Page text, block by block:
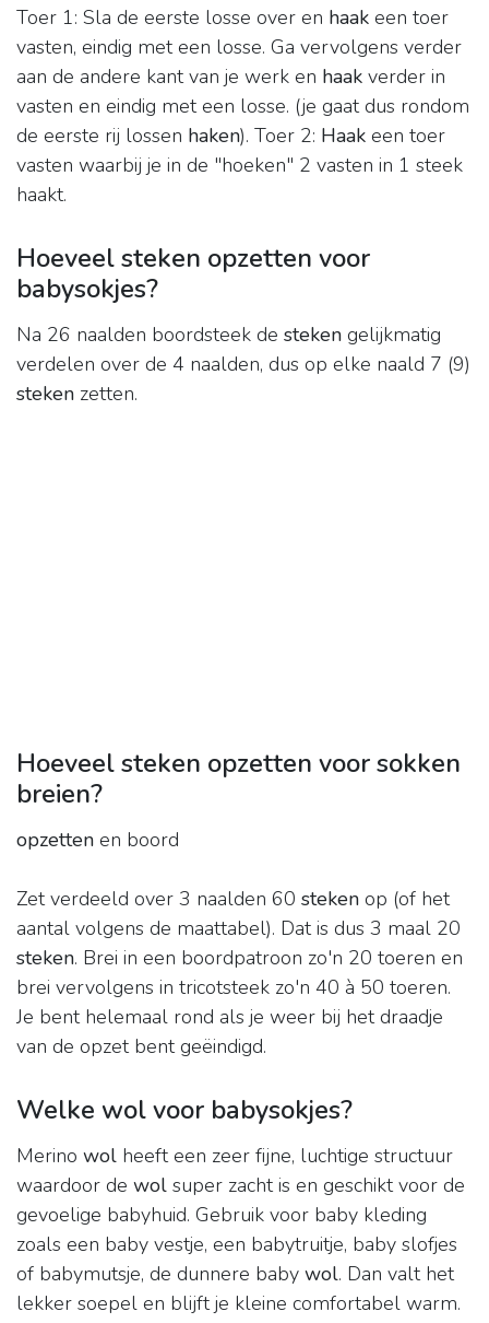
Toer 1: Sla de eerste losse over en haak een toer
vasten, eindig met een losse. Ga vervolgens verder
aan de andere kant van je werk en haak verder in
vasten en eindig met een losse. (je gaat dus rondom
de eerste rij lossen haken). Toer 2: Haak een toer
vasten waarbij je in de "hoeken" 2 vasten in 1 steek
haakt.
Hoeveel steken opzetten voor
babysokjes?
Na 26 naalden boordsteek de steken gelijkmatig
verdelen over de 4 naalden, dus op elke naald 7 (9)
steken zetten.
Hoeveel steken opzetten voor sokken
breien?
opzetten en boord
Zet verdeeld over 3 naalden 60 steken op (of het
aantal volgens de maattabel). Dat is dus 3 maal 20
steken. Brei in een boordpatroon zo'n 20 toeren en
brei vervolgens in tricotsteek zo'n 40 à 50 toeren.
Je bent helemaal rond als je weer bij het draadje
van de opzet bent geëindigd.
Welke wol voor babysokjes?
Merino wol heeft een zeer fijne, luchtige structuur
waardoor de wol super zacht is en geschikt voor de
gevoelige babyhuid. Gebruik voor baby kleding
zoals een baby vestje, een babytruitje, baby slofjes
of babymutsje, de dunnere baby wol. Dan valt het
lekker soepel en blijft je kleine comfortabel warm.